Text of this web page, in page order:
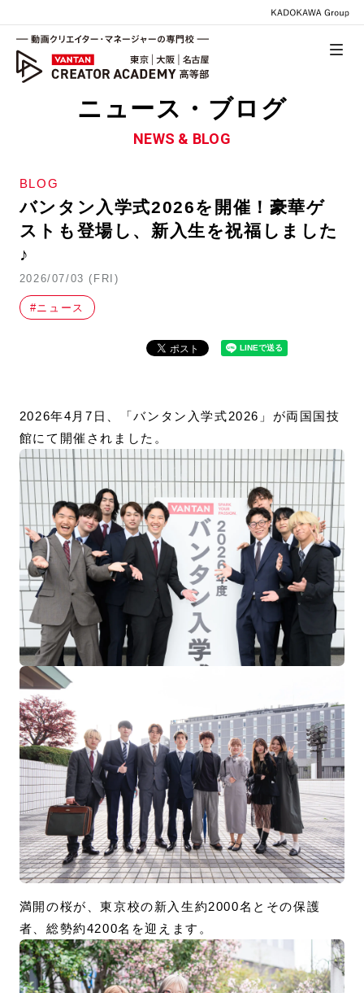
ニュース・ブログ
NEWS & BLOG
BLOG
バンタン入学式2026を開催！豪華ゲ
ストも登場し、新入生を祝福しました
♪
2026/07/03 (FRI)
#ニュース
2026年4月7日、「バンタン入学式2026」が両国国技
館にて開催されました。
満開の桜が、東京校の新入生約2000名とその保護
者、総勢約4200名を迎えます。